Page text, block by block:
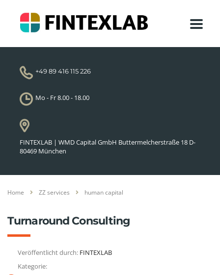
+49 89 416 115 226
Mo - Fr 8.00 - 18.00
FINTEXLAB | WMD Capital GmbH Buttermelcherstraße 18 D-
80469 München
Home ZZ services human capital
Turnaround Consulting
Veröffentlicht durch: FINTEXLAB
Kategorie: